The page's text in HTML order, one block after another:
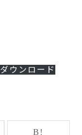
ダウンロード